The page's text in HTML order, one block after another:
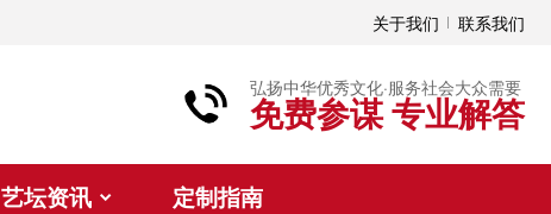
关于我们 联系我们
弘扬中华优秀文化·服务社会大众需要
免费参谋 专业解答
艺坛资讯 定制指南